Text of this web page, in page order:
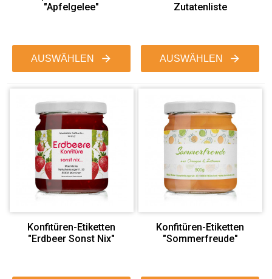
"Apfelgelee"
AUSWÄHLEN
Zutatenliste
AUSWÄHLEN
Konfitüren-Etiketten
"Erdbeer Sonst Nix"
Konfitüren-Etiketten
"Sommerfreude"